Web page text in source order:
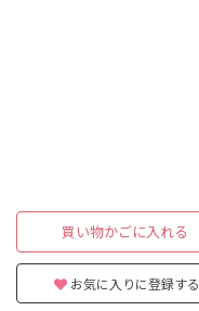
買い物かごに入れる
お気に入りに登録する